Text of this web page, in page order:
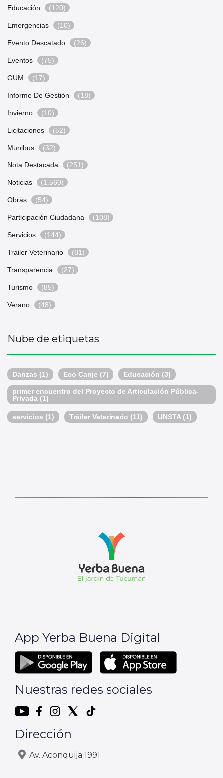
Educación (120)
Emergencias (10)
Evento Descatado (26)
Eventos (75)
GUM (17)
Informe De Gestión (18)
Invierno (10)
Licitaciones (52)
Munibus (32)
Nota Destacada (251)
Noticias (1.560)
Obras (54)
Participación Ciudadana (108)
Servicios (144)
Trailer Veterinario (81)
Transparencia (27)
Turismo (85)
Verano (48)
Nube de etiquetas
Danzas (1) Eco Canje (7) Educación (3)
primer encuentro del Proyecto de Articulación Pública-
Privada (1)
servicios (1) Tráiler Veterinario (11) UNSTA (1)
App Yerba Buena Digital
Nuestras redes sociales
Dirección
Av. Aconquija 1991